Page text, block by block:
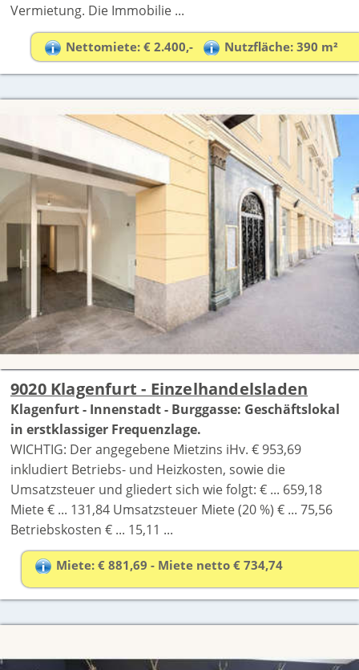
Vermietung. Die Immobilie ...
Nettomiete: € 2.400,- Nutzfläche: 390 m²
9020 Klagenfurt - Einzelhandelsladen
Klagenfurt - Innenstadt - Burggasse: Geschäftslokal
in erstklassiger Frequenzlage.
WICHTIG: Der angegebene Mietzins iHv. € 953,69
inkludiert Betriebs- und Heizkosten, sowie die
Umsatzsteuer und gliedert sich wie folgt: € ... 659,18
Miete € ... 131,84 Umsatzsteuer Miete (20 %) € ... 75,56
Betriebskosten € ... 15,11 ...
Miete: € 881,69 - Miete netto € 734,74